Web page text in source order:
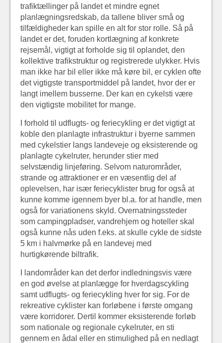
trafiktællinger på landet et mindre egnet
planlægningsredskab, da tallene bliver små og
tilfældigheder kan spille en alt for stor rolle. Så på
landet er det, foruden kortlægning af konkrete
rejsemål, vigtigt at forholde sig til oplandet, den
kollektive trafikstruktur og registrerede ulykker. Hvis
man ikke har bil eller ikke må køre bil, er cyklen ofte
det vigtigste transportmiddel på landet, hvor der er
langt imellem busserne. Der kan en cykelsti være
den vigtigste mobilitet for mange.
I forhold til udflugts- og feriecykling er det vigtigt at
koble den planlagte infrastruktur i byerne sammen
med cykelstier langs landeveje og eksisterende og
planlagte cykelruter, herunder stier med
selvstændig linjeføring. Selvom naturområder,
strande og attraktioner er en væsentlig del af
oplevelsen, har især feriecyklister brug for også at
kunne komme igennem byer bl.a. for at handle, men
også for variationens skyld. Overnatningssteder
som campingpladser, vandrehjem og hoteller skal
også kunne nås uden f.eks. at skulle cykle de sidste
5 km i halvmørke på en landevej med
hurtigkørende biltrafik.
I landområder kan det derfor indledningsvis være
en god øvelse at planlægge for hverdagscykling
samt udflugts- og feriecykling hver for sig. For de
rekreative cyklister kan forløbene i første omgang
være korridorer. Dertil kommer eksisterende forløb
som nationale og regionale cykelruter, en sti
gennem en ådal eller en stimulighed på en nedlagt